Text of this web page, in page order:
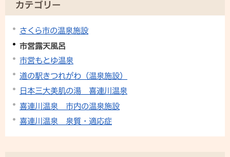
カテゴリー
さくら市の温泉施設
市営露天風呂
市営もとゆ温泉
道の駅きつれがわ（温泉施設）
日本三大美肌の湯 喜連川温泉
喜連川温泉 市内の温泉施設
喜連川温泉 泉質・適応症